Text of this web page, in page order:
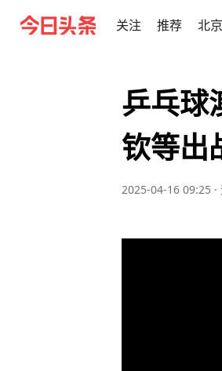
关注 推荐 北京
乒乓球
钦等出
2025-04-16 09:25 ·